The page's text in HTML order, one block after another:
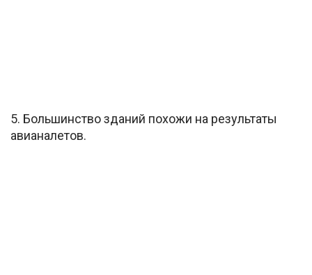
5. Большинство зданий похожи на результаты
авианалетов.